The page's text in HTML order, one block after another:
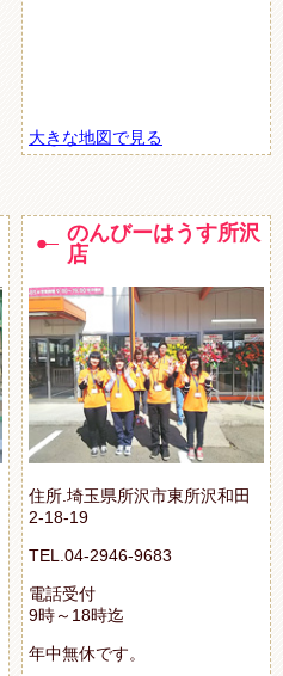
大きな地図で見る
のんびーはうす所沢
店
住所.埼玉県所沢市東所沢和田
2-18-19
TEL.04-2946-9683
電話受付
9時～18時迄
年中無休です。